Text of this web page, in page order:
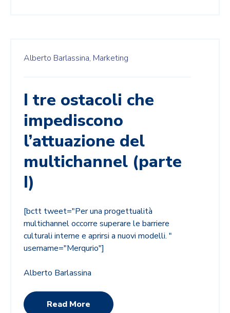
Alberto Barlassina, Marketing
I tre ostacoli che
impediscono
l’attuazione del
multichannel (parte
I)
[bctt tweet="Per una progettualità
multichannel occorre superare le barriere
culturali interne e aprirsi a nuovi modelli. "
username="Merqurio"]
Alberto Barlassina
Read More